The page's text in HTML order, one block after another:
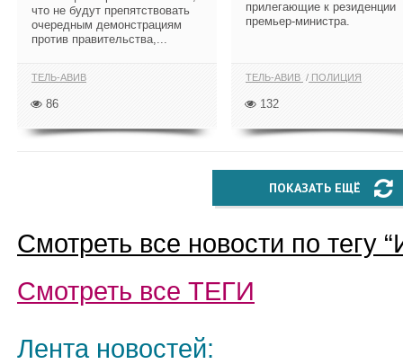
что не будут препятствовать
очередным демонстрациям
против правительства,...
ТЕЛЬ-АВИВ
86
прилегающие к резиденции
премьер-министра.
ТЕЛЬ-АВИВ ПОЛИЦИЯ
132
ПОКАЗАТЬ ЕЩЁ
Смотреть все новости по тегу “
Смотреть все ТЕГИ
Лента новостей: